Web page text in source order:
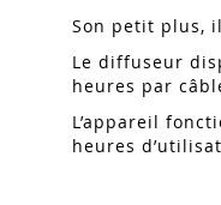
Son petit plus,
Le diffuseur
heures par
L’appareil
heures